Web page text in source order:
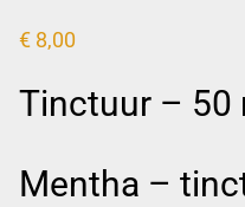
€8,00
Tinctuur – 50
Mentha –